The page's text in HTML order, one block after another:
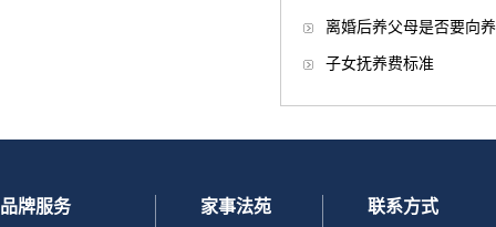
离婚后养父母是否要向
子女抚养费标准
品牌服务 家事法苑 联系方式